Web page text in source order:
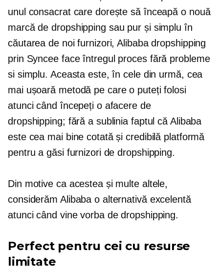
unul consacrat care dorește să înceapă o nouă
marcă de dropshipping sau pur și simplu în
căutarea de noi furnizori, Alibaba dropshipping
prin Syncee face întregul proces fără probleme
si simplu. Aceasta este, în cele din urmă, cea
mai ușoară metodă pe care o puteți folosi
atunci când începeți o afacere de
dropshipping; fără a sublinia faptul că Alibaba
este cea mai bine cotată și credibilă platformă
pentru a găsi furnizori de dropshipping.
Din motive ca acestea și multe altele,
considerăm Alibaba o alternativă excelentă
atunci când vine vorba de dropshipping.
Perfect pentru cei cu resurse
limitate